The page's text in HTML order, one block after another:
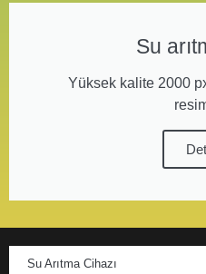
Su
Yüksek kalite 2000
Su Arıtma Cihazı